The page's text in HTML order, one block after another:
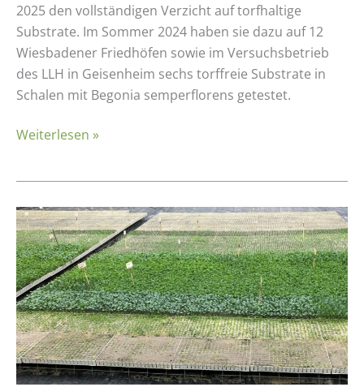
2025 den vollständigen Verzicht auf torfhaltige
Substrate. Im Sommer 2024 haben sie dazu auf 12
Wiesbadener Friedhöfen sowie im Versuchsbetrieb
des LLH in Geisenheim sechs torffreie Substrate in
Schalen mit Begonia semperflorens getestet.
Weiterlesen »
Erfahrungsbericht:
Betrieb
Homann